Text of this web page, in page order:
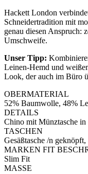
Hackett London
Schneidertradition mit
genau diesen Anspruch:
Umschweife.
Unser Tipp:
Leinen-Hemd und
Look, der auch im Büro
OBERMATERIAL
52% Baumwolle, 48%
DETAILS
Chino mit Münztasche
TASCHEN
Gesäßtasche /n
MARKEN FIT
Slim Fit
MASSE